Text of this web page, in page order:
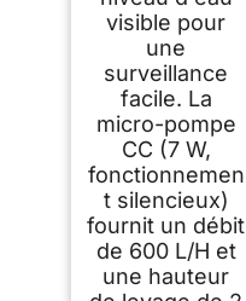
visible pour
une
surveillance
facile. La
micro-pompe
CC (7 W,
fonctionnemen
t silencieux)
fournit un débit
de 600 L/H et
une hauteur